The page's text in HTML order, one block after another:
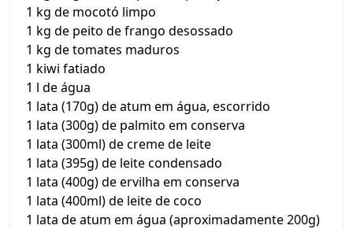
1 kg de mocotó limpo
1 kg de peito de frango desossado
1 kg de tomates maduros
1 kiwi fatiado
1 l de água
1 lata (170g) de atum em água, escorrido
1 lata (300g) de palmito em conserva
1 lata (300ml) de creme de leite
1 lata (395g) de leite condensado
1 lata (400g) de ervilha em conserva
1 lata (400ml) de leite de coco
1 lata de atum em água (aproximadamente 200g)